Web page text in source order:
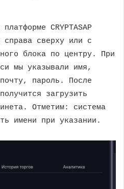
CRYPTASAP
справа сверху или с
блока по центру. При
мы указывали имя,
пароль. После
загрузить
Отметим: система
имени при указании.